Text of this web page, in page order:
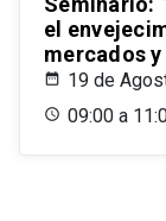
el
mercados
19 de
09:00 a